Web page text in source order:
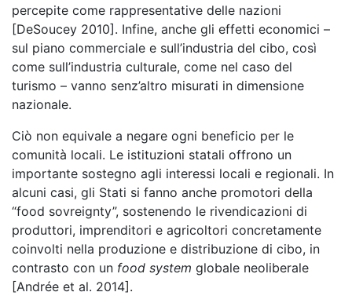
percepite come rappresentative delle nazioni
[DeSoucey 2010]. Infine, anche gli effetti economici –
sul piano commerciale e sull’industria del cibo, così
come sull’industria culturale, come nel caso del
turismo – vanno senz’altro misurati in dimensione
nazionale.
Ciò non equivale a negare ogni beneficio per le
comunità locali. Le istituzioni statali offrono un
importante sostegno agli interessi locali e regionali. In
alcuni casi, gli Stati si fanno anche promotori della
“food sovreignty”, sostenendo le rivendicazioni di
produttori, imprenditori e agricoltori concretamente
coinvolti nella produzione e distribuzione di cibo, in
contrasto con un food system globale neoliberale
[Andrée et al. 2014].